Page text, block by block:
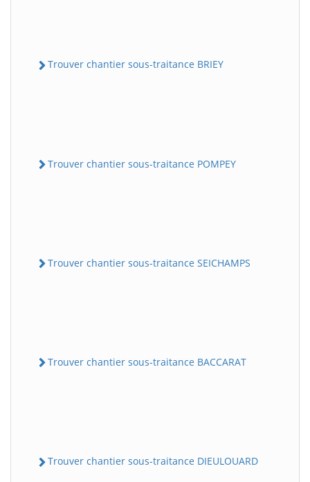
Trouver chantier sous-traitance BRIEY
Trouver chantier sous-traitance POMPEY
Trouver chantier sous-traitance SEICHAMPS
Trouver chantier sous-traitance BACCARAT
Trouver chantier sous-traitance DIEULOUARD